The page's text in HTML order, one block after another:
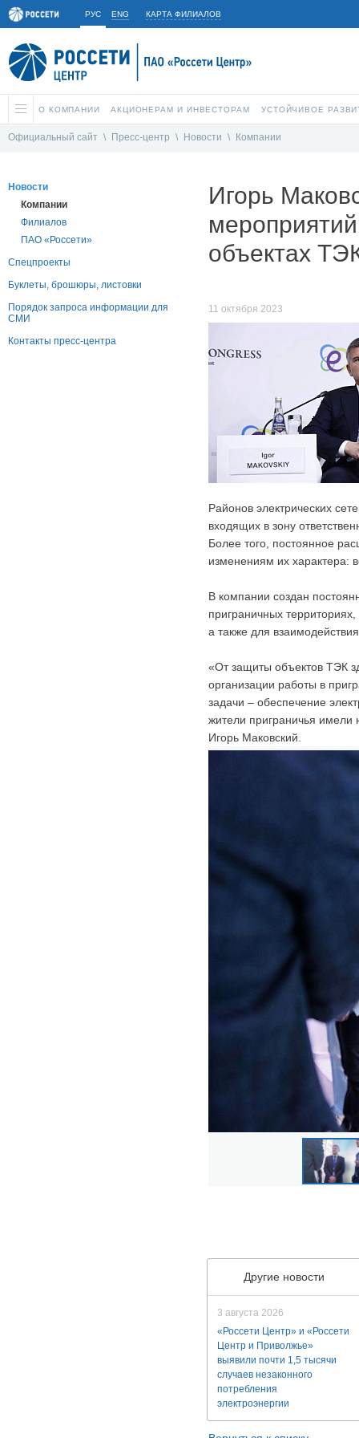
РУС ENG КАРТА ФИЛИАЛОВ
О КОМПАНИИ АКЦИОНЕРАМ И ИНВЕСТОРАМ УСТОЙЧИВОЕ
Официальный сайт \ Пресс-центр \ Новости \ Компании
Новости
Компании
Филиалов
ПАО «Россети»
Спецпроекты
Буклеты, брошюры, листовки
Порядок запроса информации для
СМИ
Контакты пресс-центра
Игорь
объектах
11 октября 2023
Районов электрических
входящих в зону
Более того, постоянное
изменениям их характера:
В компании создан
приграничных
а также для
«От защиты объектов ТЭК
организации работы в
задачи – обеспечение
жители приграничья имели
Игорь Маковский.
Другие новости
3 августа 2026
«Россети Центр» и «Россети
Центр и Приволжье»
выявили почти 1,5 тысячи
случаев незаконного
потребления
электроэнергии